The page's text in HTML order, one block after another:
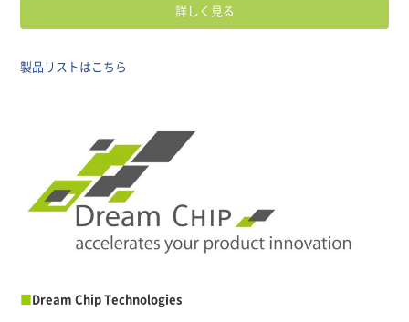
詳しく見る
製品リストはこちら
■Dream Chip Technologies